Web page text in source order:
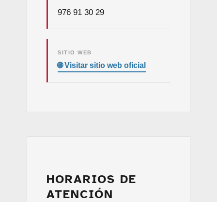
976 91 30 29
SITIO WEB
HORARIOS DE
ATENCIÓN